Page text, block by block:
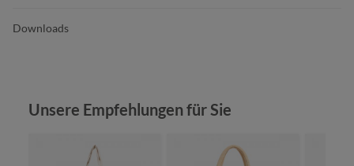
Downloads
Produktgalerie überspringen
Unsere Empfehlungen für Sie